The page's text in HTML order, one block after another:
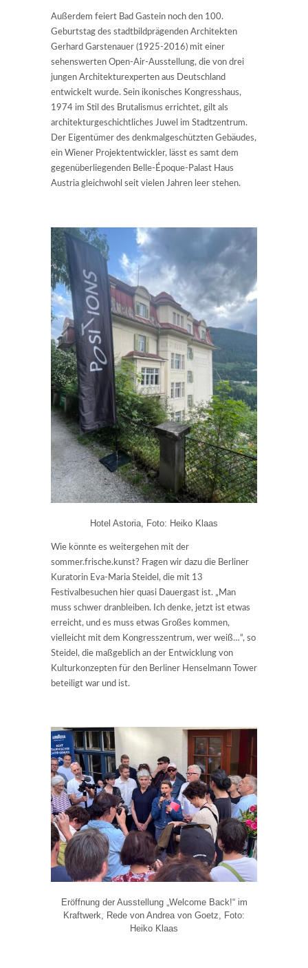
Außerdem feiert Bad Gastein noch den 100.
Geburtstag des stadtbildprägenden Architekten
Gerhard Garstenauer (1925-2016) mit einer
sehenswerten Open-Air-Ausstellung, die von drei
jungen Architekturexperten aus Deutschland
entwickelt wurde. Sein ikonisches Kongresshaus,
1974 im Stil des Brutalismus errichtet, gilt als
architekturgeschichtliches Juwel im Stadtzentrum.
Der Eigentümer des denkmalgeschützten Gebäudes,
ein Wiener Projektentwickler, lässt es samt dem
gegenüberliegenden Belle-Époque-Palast Haus
Austria gleichwohl seit vielen Jahren leer stehen.
Hotel Astoria, Foto: Heiko Klaas
Wie könnte es weitergehen mit der
sommer.frische.kunst? Fragen wir dazu die Berliner
Kuratorin Eva-Maria Steidel, die mit 13
Festivalbesuchen hier quasi Dauergast ist. „Man
muss schwer dranbleiben. Ich denke, jetzt ist etwas
erreicht, und es muss etwas Großes kommen,
vielleicht mit dem Kongresszentrum, wer weiß…“, so
Steidel, die maßgeblich an der Entwicklung von
Kulturkonzepten für den Berliner Henselmann Tower
beteiligt war und ist.
Eröffnung der Ausstellung „Welcome Back!“ im
Kraftwerk, Rede von Andrea von Goetz, Foto:
Heiko Klaas